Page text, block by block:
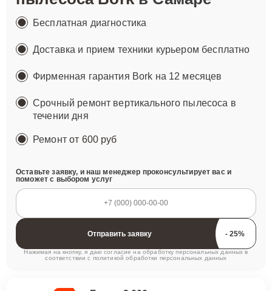
Бесплатная диагностика
Доставка и прием техники курьером бесплатно
Фирменная гарантия Bork на 12 месяцев
Срочный ремонт вертикального пылесоса в
течении дня
Ремонтот 600 руб
Оставьте заявку, и наш менеджер проконсультирует вас и
поможет с выбором услуг
Отправить заявку
Нажимая на кнопку, я даю согласие на обработку персональных данных в
соответствии с политикой обработки персональных данных